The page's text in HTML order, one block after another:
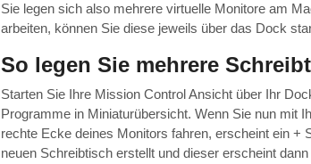
Sie legen sich also mehrere virtuelle Monitore am
arbeiten, können Sie diese jeweils über das Dock
So legen Sie mehrere
Starten Sie Ihre Mission Control Ansicht über Ihr
Programme in Miniaturübersicht. Wenn Sie nun mit
rechte Ecke deines Monitors fahren, erscheint ein +
neuen Schreibtisch erstellt und dieser erscheint